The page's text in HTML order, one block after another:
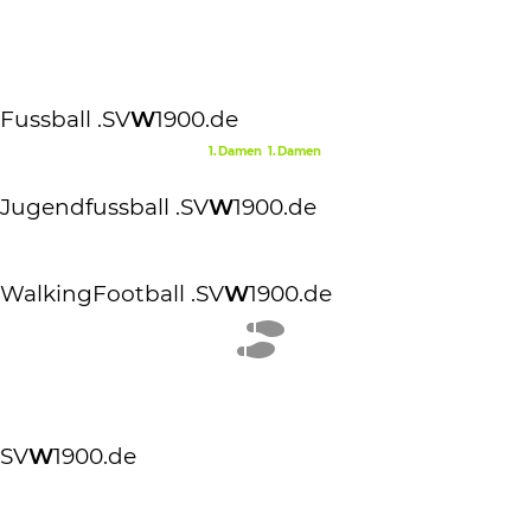
Fussball .SVW1900.de
1.Damen 1.Damen
Jugendfussball .SVW1900.de
WalkingFootball .SVW1900.de
SVW1900.de